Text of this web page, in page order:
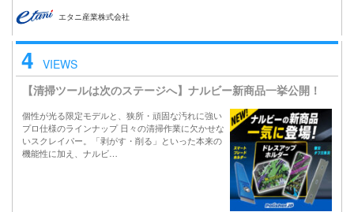
エタニ産業株式会社
4 VIEWS
【清掃ツールは次のステージへ】ナルビー新商品一挙公開！
個性が光る限定モデルと、狭所・頑固な汚れに強い
プロ仕様のラインナップ 日々の清掃作業に欠かせな
いスクレイパー。「剥がす・削る」といった本来の
機能性に加え、ナルビ…